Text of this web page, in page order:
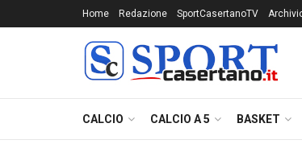
Home Redazione SportCasertanoTV
CALCIO CALCIO A 5 BASKET